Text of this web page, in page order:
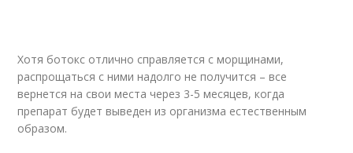
Хотя ботокс отлично справляется с морщинами,
распрощаться с ними надолго не получится – все
вернется на свои места через 3-5 месяцев, когда
препарат будет выведен из организма естественным
образом.